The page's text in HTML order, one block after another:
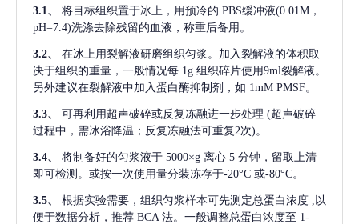
3.1、
将目标组织置于冰上，用预冷的 PBS缓冲液(0.01M，
pH=7.4)洗涤去除残留的血液，称重后备用。
3.2、
在冰上用裂解液研磨组织匀浆。加入裂解液的体积取
决于组织的重量，一般情况每 1g 组织碎片使用9ml裂解液。
另外建议在裂解液中加入蛋白酶抑制剂，如 1mM PMSF。
3.3、 可再利用超声破碎或反复冻融进一步处理 (超声破碎
过程中，需冰浴降温；反复冻融法可重复2次)。
3.4、 将制备好的匀浆液于 5000×g 离心 5 分钟，留取上清
即可检测。或按一次使用量分装冻存于-20°C 或-80°C。
3.5、 根据实验需要，组织匀浆样本可先测定总蛋白浓度
,以
便于数据分析，推荐 BCA 法。一般调整总蛋白浓度至 1-